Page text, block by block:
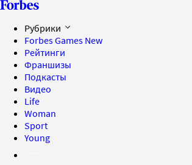
Рубрики
Forbes Games New
Рейтинги
Франшизы
Подкасты
Видео
Life
Woman
Sport
Young